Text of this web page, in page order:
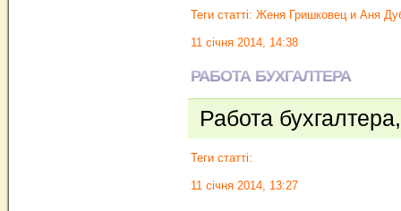
Теги статті: Женя Гришковец и Аня
11 січня 2014, 14:38
РАБОТА БУХГАЛТЕРА
Работа
Теги статті:
11 січня 2014, 13:27